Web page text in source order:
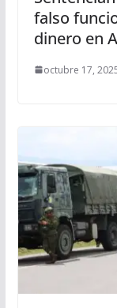
falso
dinero en
octubre 17,